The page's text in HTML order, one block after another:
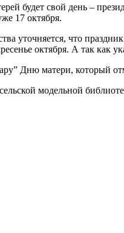
будет свой день –
17 октября.
уточняется, что
октября. А так
Дню матери, который
модельной